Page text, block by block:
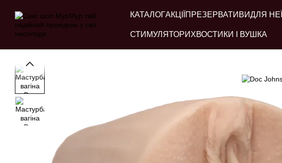
КАТАЛОГАКЦІЇ ПРЕЗЕРВАТИВИДЛЯ НЕЇ
СТИМУЛЯТОРИ ХВОСТИКИ І ВУШКА